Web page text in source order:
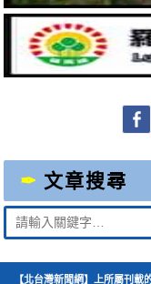
文章搜尋
Suche
nach:
【北台灣新聞網】上所屬刊